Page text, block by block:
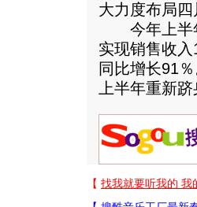
大力度布局
今年上半年
实现销售收
同比增长91
上半年重新